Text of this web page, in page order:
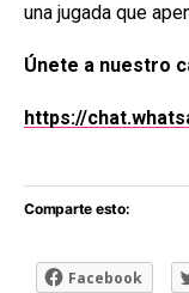
una jugada que
Únete a nuestro
https://
Comparte esto:
Facebook